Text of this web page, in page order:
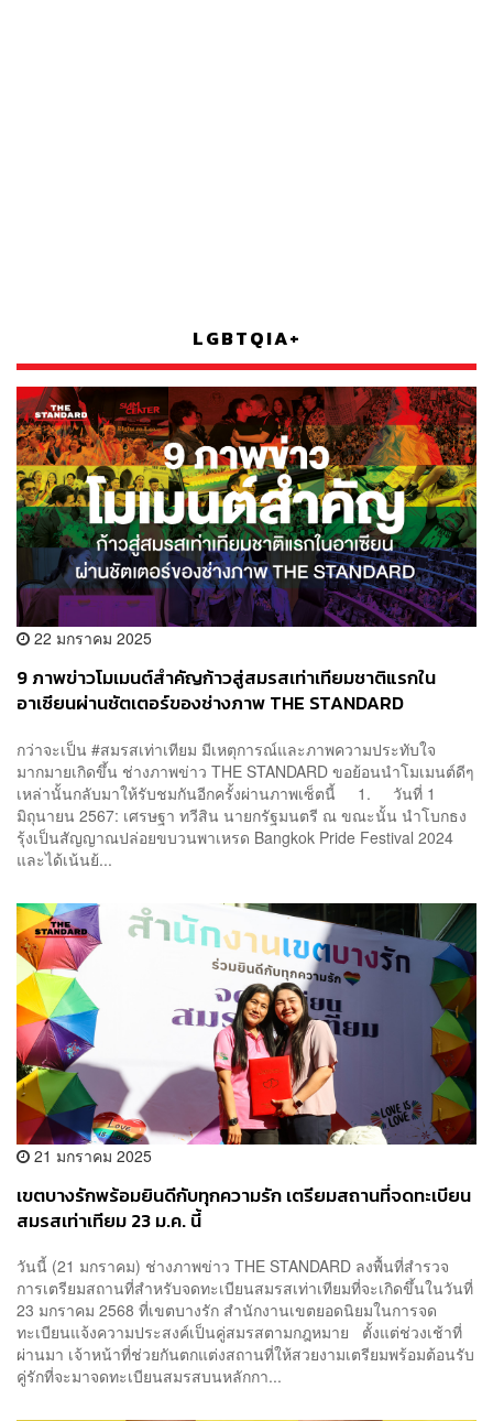
LGBTQIA+
22 มกราคม 2025
9 ภาพข่าวโมเมนต์สำคัญก้าวสู่สมรสเท่าเทียมชาติแรกใน
อาเซียนผ่านชัตเตอร์ของช่างภาพ THE STANDARD
กว่าจะเป็น #สมรสเท่าเทียม มีเหตุการณ์และภาพความประทับใจ
มากมายเกิดขึ้น ช่างภาพข่าว THE STANDARD ขอย้อนนำโมเมนต์ดีๆ
เหล่านั้นกลับมาให้รับชมกันอีกครั้งผ่านภาพเซ็ตนี้ 1. วันที่ 1
มิถุนายน 2567: เศรษฐา ทวีสิน นายกรัฐมนตรี ณ ขณะนั้น นำโบกธง
รุ้งเป็นสัญญาณปล่อยขบวนพาเหรด Bangkok Pride Festival 2024
และได้เน้นย้...
21 มกราคม 2025
เขตบางรักพร้อมยินดีกับทุกความรัก เตรียมสถานที่จดทะเบียน
สมรสเท่าเทียม 23 ม.ค. นี้
วันนี้ (21 มกราคม) ช่างภาพข่าว THE STANDARD ลงพื้นที่สำรวจ
การเตรียมสถานที่สำหรับจดทะเบียนสมรสเท่าเทียมที่จะเกิดขึ้นในวันที่
23 มกราคม 2568 ที่เขตบางรัก สำนักงานเขตยอดนิยมในการจด
ทะเบียนแจ้งความประสงค์เป็นคู่สมรสตามกฎหมาย ตั้งแต่ช่วงเช้าที่
ผ่านมา เจ้าหน้าที่ช่วยกันตกแต่งสถานที่ให้สวยงามเตรียมพร้อมต้อนรับ
คู่รักที่จะมาจดทะเบียนสมรสบนหลักกา...